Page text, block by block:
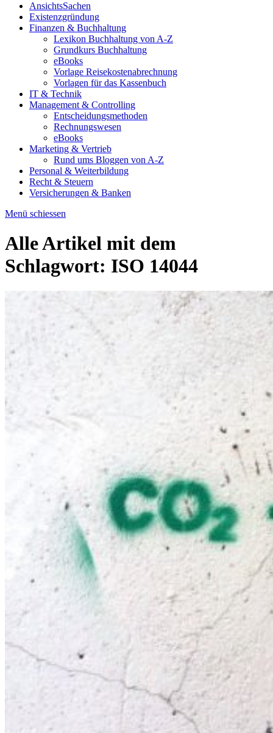
AnsichtsSachen
Existenzgründung
Finanzen & Buchhaltung
Lexikon Buchhaltung von A-Z
Grundkurs Buchhaltung
eBooks
Vorlage Reisekostenabrechnung
Vorlagen für das Kassenbuch
IT & Technik
Management & Controlling
Entscheidungsmethoden
Rechnungswesen
eBooks
Marketing & Vertrieb
Rund ums Bloggen von A-Z
Personal & Weiterbildung
Recht & Steuern
Versicherungen & Banken
Menü schiessen
Alle Artikel mit dem
Schlagwort: ISO 14044